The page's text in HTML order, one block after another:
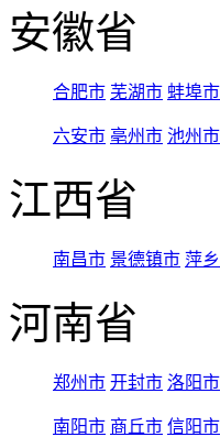
安徽省
合肥市 芜湖市 蚌埠市
六安市 亳州市 池州市
江西省
南昌市 景德镇市 萍
河南省
郑州市 开封市 洛阳市
南阳市 商丘市 信阳市